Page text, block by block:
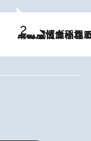
2026.8.5
下町風情あふれる台北屈指の人気エリア・大稲埕でセンスのいい台湾土産《ヴ